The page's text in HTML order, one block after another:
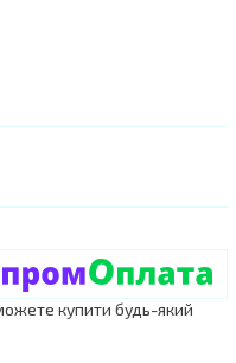
купити будь-який